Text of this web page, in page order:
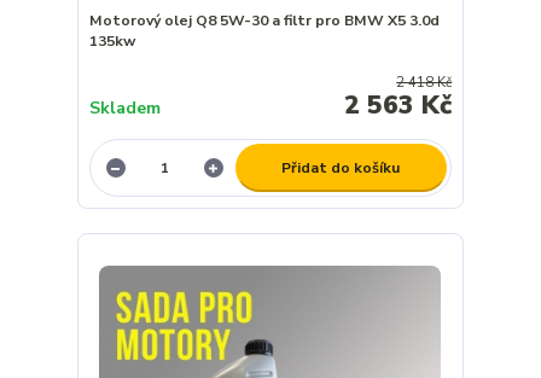
Motorový olej Q8 5W-30 a filtr pro BMW X5 3.0d
135kw
2 418 Kč
2 563 Kč
Skladem
Přidat do košíku